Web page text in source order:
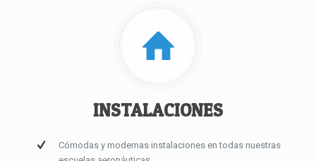
INSTALACIONES
Cómodas y modernas instalaciones en todas nuestras